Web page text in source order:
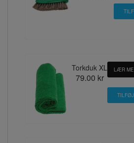
Torkduk XL
79.00 kr
LÆR